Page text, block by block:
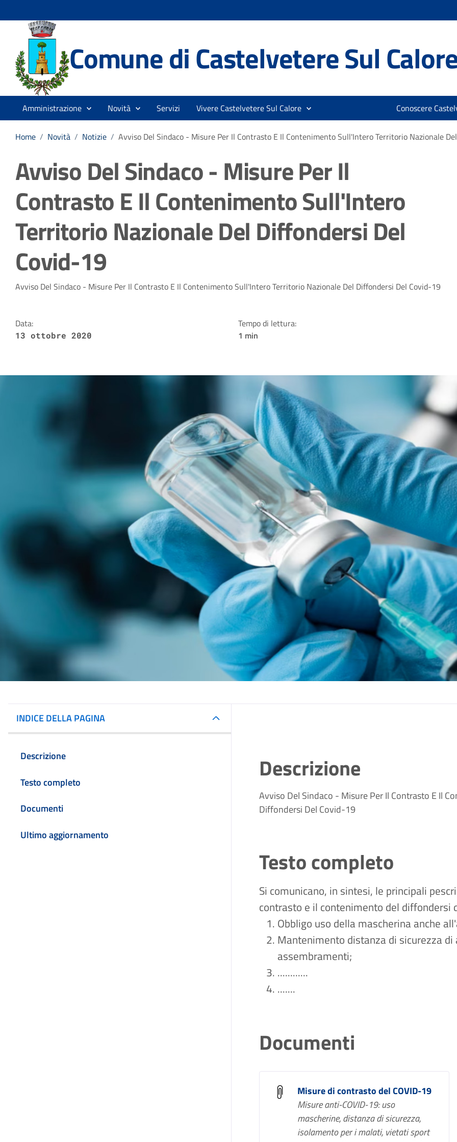
Comune di Castelvetere Sul
Amministrazione Novità Servizi Vivere Castelvetere Sul Calore Conoscere
Home / Novità / Notizie / Avviso Del Sindaco - Misure Per Il Contrasto E Il Contenimento Sull'Intero Territorio Nazionale
Avviso Del Sindaco - Misure Per Il
Contrasto E Il Contenimento Sull'Intero
Territorio Nazionale Del Diffondersi Del
Covid-19
Dettagli della notizia
Avviso Del Sindaco - Misure Per Il Contrasto E Il Contenimento Sull'Intero Territorio Nazionale Del Diffondersi Del Covid-19
Data:
13 ottobre 2020
Tempo di lettura:
1 min
INDICE DELLA PAGINA
Descrizione
Testo completo
Documenti
Ultimo aggiornamento
Descrizione
Avviso Del Sindaco - Misure Per Il Contrasto E Il
Diffondersi Del Covid-19
Testo completo
Si comunicano, in sintesi, le principali
contrasto e il contenimento del diffondersi
Obbligo uso della mascherina anche
Mantenimento distanza di sicurezza
assembramenti;
............
.......
Documenti
Misure di contrasto del COVID-19
Misure anti-COVID-19: uso
mascherine, distanza di sicurezza,
isolamento per i malati, vietati sport